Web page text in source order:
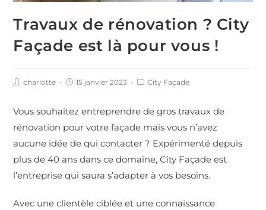
Travaux de rénovation ? City
Façade est là pour vous !
charlotte 15 janvier 2023 City Façade
Vous souhaitez entreprendre de gros travaux de
rénovation pour votre façade mais vous n’avez
aucune idée de qui contacter ? Expérimenté depuis
plus de 40 ans dans ce domaine, City Façade est
l’entreprise qui saura s’adapter à vos besoins.
Avec une clientèle ciblée et une connaissance